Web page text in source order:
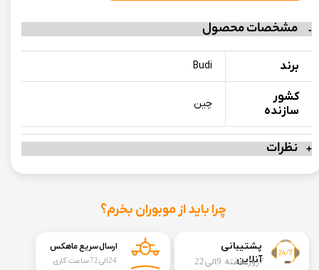
مشخصات محصول
برند Budi
کشور
سازنده
چین
نظرات
​​پشتیبانی
آنلاین7روز هفته 9الی22
چرا باید از موبوران بخرم؟
ارسال سریع ماهکس
24الی72 ساعت کاری